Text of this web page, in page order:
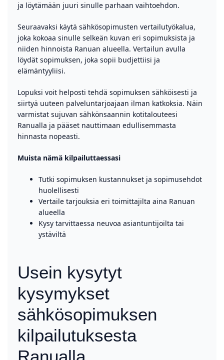
ja löytämään juuri sinulle parhaan vaihtoehdon.
Seuraavaksi käytä sähkösopimusten vertailutyökalua,
joka kokoaa sinulle selkeän kuvan eri sopimuksista ja
niiden hinnoista Ranuan alueella. Vertailun avulla
löydät sopimuksen, joka sopii budjettiisi ja
elämäntyyliisi.
Lopuksi voit helposti tehdä sopimuksen sähköisesti ja
siirtyä uuteen palveluntarjoajaan ilman katkoksia. Näin
varmistat sujuvan sähkönsaannin kotitalouteesi
Ranualla ja pääset nauttimaan edullisemmasta
hinnasta nopeasti.
Muista nämä kilpailuttaessasi
Tutki sopimuksen kustannukset ja sopimusehdot
huolellisesti
Vertaile tarjouksia eri toimittajilta aina Ranuan
alueella
Kysy tarvittaessa neuvoa asiantuntijoilta tai
ystäviltä
Usein kysytyt
kysymykset
sähkösopimuksen
kilpailutuksesta